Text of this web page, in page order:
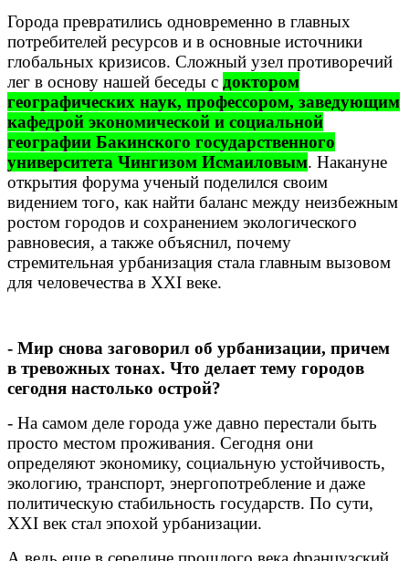
Города превратились одновременно в главных
потребителей ресурсов и в основные источники
глобальных кризисов. Сложный узел противоречий
лег в основу нашей беседы с доктором
географических наук, профессором, заведующим
кафедрой экономической и социальной
географии Бакинского государственного
университета Чингизом Исмаиловым. Накануне
открытия форума ученый поделился своим
видением того, как найти баланс между неизбежным
ростом городов и сохранением экологического
равновесия, а также объяснил, почему
стремительная урбанизация стала главным вызовом
для человечества в XXI веке.
- Мир снова заговорил об урбанизации, причем
в тревожных тонах. Что делает тему городов
сегодня настолько острой?
- На самом деле города уже давно перестали быть
просто местом проживания. Сегодня они
определяют экономику, социальную устойчивость,
экологию, транспорт, энергопотребление и даже
политическую стабильность государств. По сути,
XXI век стал эпохой урбанизации.